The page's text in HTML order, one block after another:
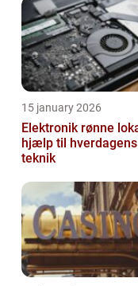
15 january 2026
Elektronik rønne lokal
hjælp til hverdagens
teknik